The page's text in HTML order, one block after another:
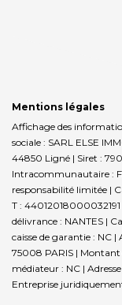
Mentions légales
Affichage des
sociale : SARL ELSE
44850 Ligné | Siret :
Intracommunautaire :
responsabilité limitée |
T :
délivrance : NANTES |
caisse de garantie : NC |
75008 PARIS |
médiateur : NC |
Entreprise